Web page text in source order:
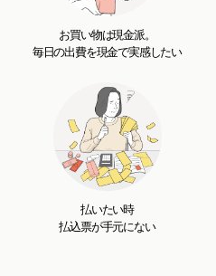
お買い物は現金派。
毎日の出費を現金で実感したい
払いたい時
払込票が手元にない